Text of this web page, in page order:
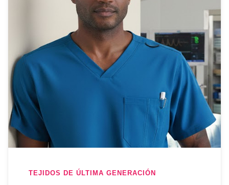
TEJIDOS DE ÚLTIMA GENERACIÓN